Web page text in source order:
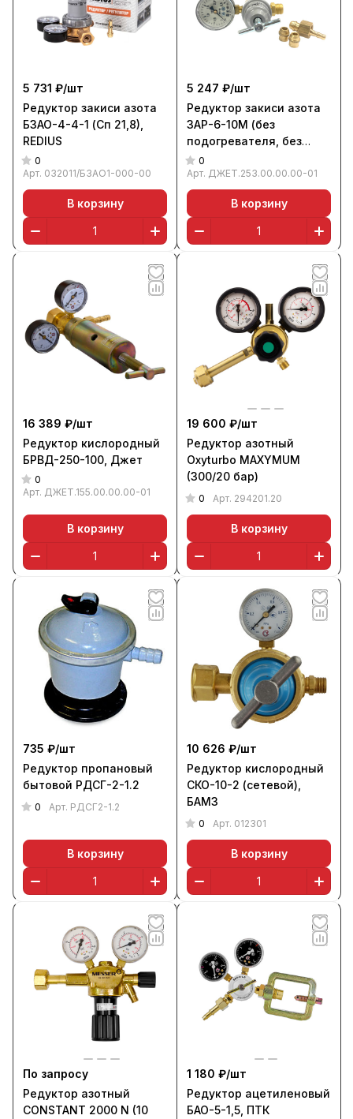
5 731 ₽/шт
Редуктор закиси азота
БЗАО-4-4-1 (Сп 21,8),
REDIUS
0
Арт. 032011/БЗАО1-000-00
В корзину
5 247 ₽/шт
Редуктор закиси азота
ЗАР-6-10М (без
подогревателя, без
поверки), Джет
0
Арт. ДЖЕТ.253.00.00.00-01
В корзину
16 389 ₽/шт
Редуктор кислородный
БРВД-250-100, Джет
0
Арт. ДЖЕТ.155.00.00.00-01
В корзину
19 600 ₽/шт
Редуктор азотный
Oxyturbo MAXYMUM
(300/20 бар)
0 Арт. 294201.20
В корзину
735 ₽/шт
Редуктор пропановый
бытовой РДСГ-2-1.2
0 Арт. РДСГ2-1.2
В корзину
10 626 ₽/шт
Редуктор кислородный
СКО-10-2 (сетевой),
БАМЗ
0 Арт. 012301
В корзину
По запросу
Редуктор азотный
CONSTANT 2000 N (10
1 180 ₽/шт
Редуктор ацетиленовый
БАО-5-1,5, ПТК